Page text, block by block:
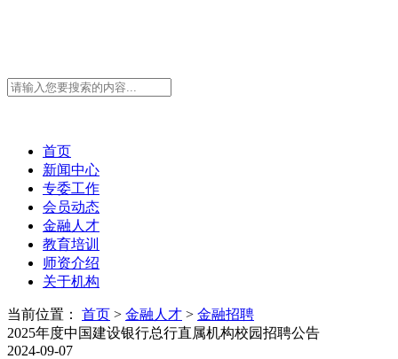
首页
新闻中心
专委工作
会员动态
金融人才
教育培训
师资介绍
关于机构
当前位置： 首页 > 金融人才 > 金融招聘
2025年度中国建设银行总行直属机构校园招聘公告
2024-09-07